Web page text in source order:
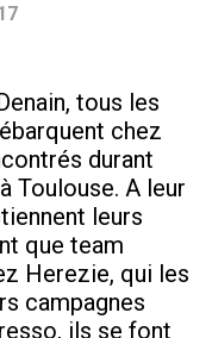
tous les
chez
durant
Toulouse. A leur
leurs
que team
Herezie, qui les
campagnes
ils se font